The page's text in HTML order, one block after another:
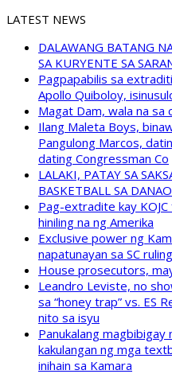
LATEST NEWS
DALAWANG BATANG
SA KURYENTE SA
Pagpapabilis sa
Apollo Quiboloy,
Magat Dam, wala na sa
Ilang Maleta Boys,
Pangulong Marcos,
dating Congressman Co
LALAKI, PATAY SA
BASKETBALL SA
Pag-extradite kay
hiniling na ng Amerika
Exclusive power ng
napatunayan sa SC ruling
House prosecutors,
Leandro Leviste, no
sa “honey trap” vs. ES
nito sa isyu
Panukalang
kakulangan ng mga
inihain sa Kamara